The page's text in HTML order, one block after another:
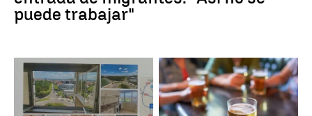
puede trabajar"